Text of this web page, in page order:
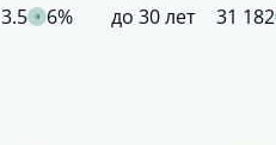
3.5 6% до 30 лет 31 182